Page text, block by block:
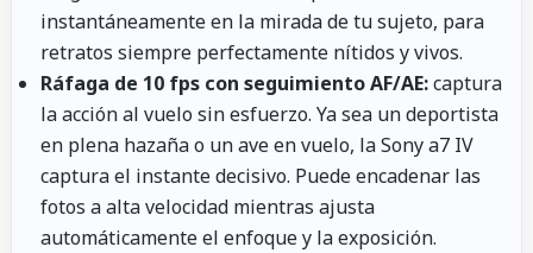
instantáneamente en la mirada de tu sujeto, para
retratos siempre perfectamente nítidos y vivos.
Ráfaga de 10 fps con seguimiento AF/AE:captura
la acción al vuelo sin esfuerzo. Ya sea un deportista
en plena hazaña o un ave en vuelo, la Sony a7 IV
captura el instante decisivo. Puede encadenar las
fotos a alta velocidad mientras ajusta
automáticamente el enfoque y la exposición.